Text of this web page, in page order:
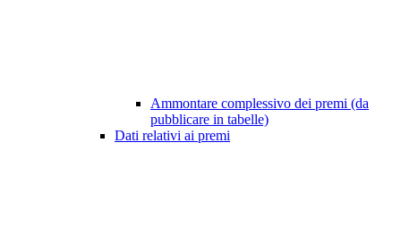
Ammontare complessivo dei premi (da
pubblicare in tabelle)
Dati relativi ai premi